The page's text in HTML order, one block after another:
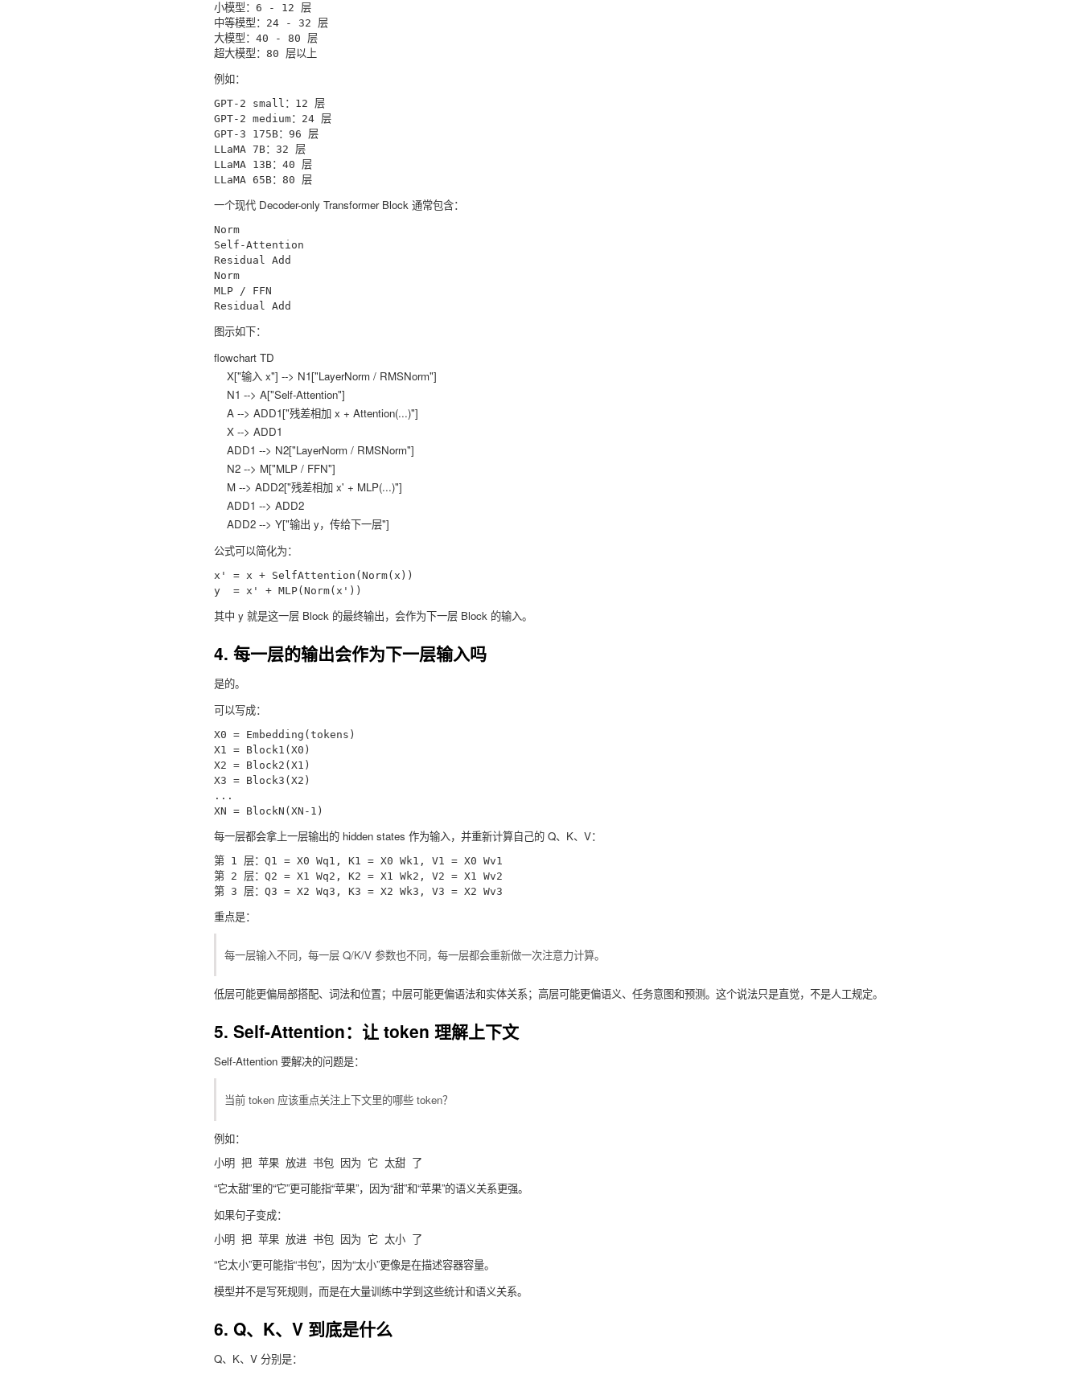
小模型：6 - 12 层
中等模型：24 - 32 层
大模型：40 - 80 层
例如：
GPT-2 small：12 层
GPT-2 medium：24 层
GPT-3 175B：96 层
LLaMA 7B：32 层
LLaMA 13B：40 层
一个现代 Decoder-only Transformer Block 通常包含：
Norm
Self-Attention
Residual Add
Norm
MLP / FFN
图示如下：
flowchart TD
公式可以简化为：
x' = x + SelfAttention(Norm(x))
其中 y 就是这一层 Block 的最终输出，会作为下一层 Block 的输入。
4. 每一层的输出会作为下一层输入吗
是的。
可以写成：
X0 = Embedding(tokens)
X1 = Block1(X0)
X2 = Block2(X1)
X3 = Block3(X2)
...
每一层都会拿上一层输出的 hidden states 作为输入，并重新计算自己的 Q、K、V：
第 1 层：Q1 = X0 Wq1, K1 = X0 Wk1, V1 = X0 Wv1
第 2 层：Q2 = X1 Wq2, K2 = X1 Wk2, V2 = X1 Wv2
重点是：
每一层输入不同，每一层 Q/K/V 参数也不同，每一层都会重新做一次注意力计算。
低层可能更偏局部搭配、词法和位置；中层可能更偏语法和实体关系；高层可能更偏语义、任务意图和预测。这个说法只是直觉，不是人工规定。
5. Self-Attention：让 token 理解上下文
Self-Attention 要解决的问题是：
当前 token 应该重点关注上下文里的哪些 token？
例如：
“它太甜”里的“它”更可能指“苹果”，因为“甜”和“苹果”的语义关系更强。
如果句子变成：
“它太小”更可能指“书包”，因为“太小”更像是在描述容器容量。
模型并不是写死规则，而是在大量训练中学到这些统计和语义关系。
6. Q、K、V 到底是什么
Q、K、V 分别是：